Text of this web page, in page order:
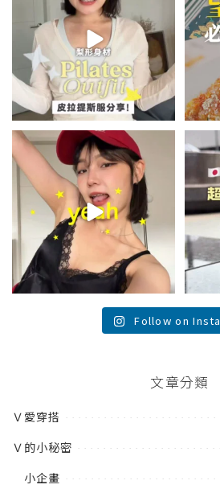
48 20
summer outfit⋆.˚✮🎧✮˚.⋆
夏日穿搭最需要單品！...
755 43
\🇯🇵
Follow on
文章分類
Ｖ愛穿搭
Ｖ的小秘密
小企畫